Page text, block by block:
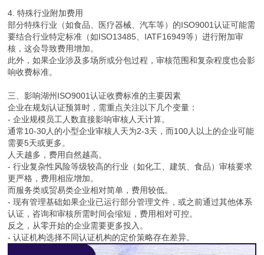
4. 特殊行业附加费用
部分特殊行业（如食品、医疗器械、汽车等）的ISO9001认证可能需
要结合行业特定标准（如ISO13485、IATF16949等）进行附加审
核，这会导致费用增加。
此外，如果企业涉及多场所或分包过程，审核范围和复杂程度也会影
响收费标准。
三、影响湖州ISO9001认证收费标准的主要因素
企业在规划认证预算时，需重点关注以下几个变量：
- 企业规模员工人数直接影响审核人天计算。
通常10-30人的小型企业审核人天为2-3天，而100人以上的企业可能
需要5天或更多。
人天越多，费用自然越高。
- 行业复杂性风险等级较高的行业（如化工、建筑、食品）审核要求
更严格，费用相应增加。
而服务类或贸易类企业相对简单，费用较低。
- 现有管理基础如果企业已运行部分管理文件，或之前通过其他体系
认证，咨询和审核所需时间会缩短，费用相对可控。
反之，从零开始的企业需要更多投入。
- 认证机构选择不同认证机构的定价策略存在差异。